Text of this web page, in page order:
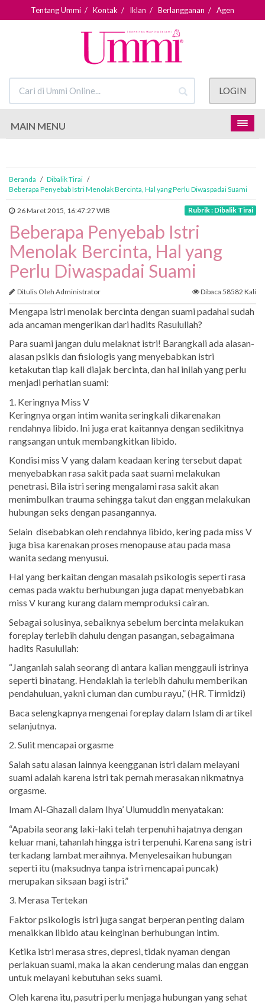
Tentang Ummi / Kontak / Iklan / Berlangganan / Agen
LOGIN
MAIN MENU
Beranda / Dibalik Tirai /
Beberapa Penyebab Istri Menolak Bercinta, Hal yang Perlu Diwaspadai Suami
26 Maret 2015, 16:47:27 WIB Rubrik : Dibalik Tirai
Beberapa Penyebab Istri
Menolak Bercinta, Hal yang
Perlu Diwaspadai Suami
Ditulis Oleh Administrator Dibaca 58582 Kali
Mengapa istri menolak bercinta dengan suami padahal sudah
ada ancaman mengerikan dari hadits Rasulullah?
Para suami jangan dulu melaknat istri! Barangkali ada alasan-
alasan psikis dan fisiologis yang menyebabkan istri
ketakutan tiap kali diajak bercinta, dan hal inilah yang perlu
menjadi perhatian suami:
1. Keringnya Miss V
Keringnya organ intim wanita seringkali dikarenakan
rendahnya libido. Ini juga erat kaitannya dengan sedikitnya
rangsangan untuk membangkitkan libido.
Kondisi miss V yang dalam keadaan kering tersebut dapat
menyebabkan rasa sakit pada saat suami melakukan
penetrasi. Bila istri sering mengalami rasa sakit akan
menimbulkan trauma sehingga takut dan enggan melakukan
hubungan seks dengan pasangannya.
Selain disebabkan oleh rendahnya libido, kering pada miss V
juga bisa karenakan proses menopause atau pada masa
wanita sedang menyusui.
Hal yang berkaitan dengan masalah psikologis seperti rasa
cemas pada waktu berhubungan juga dapat menyebabkan
miss V kurang kurang dalam memproduksi cairan.
Sebagai solusinya, sebaiknya sebelum bercinta melakukan
foreplay terlebih dahulu dengan pasangan, sebagaimana
hadits Rasulullah:
“Janganlah salah seorang di antara kalian menggauli istrinya
seperti binatang. Hendaklah ia terlebih dahulu memberikan
pendahuluan, yakni ciuman dan cumbu rayu,” (HR. Tirmidzi)
Baca selengkapnya mengenai foreplay dalam Islam di artikel
selanjutnya.
2. Sulit mencapai orgasme
Salah satu alasan lainnya keengganan istri dalam melayani
suami adalah karena istri tak pernah merasakan nikmatnya
orgasme.
Imam Al-Ghazali dalam Ihya’ Ulumuddin menyatakan:
“Apabila seorang laki-laki telah terpenuhi hajatnya dengan
keluar mani, tahanlah hingga istri terpenuhi. Karena sang istri
terkadang lambat meraihnya. Menyelesaikan hubungan
seperti itu (maksudnya tanpa istri mencapai puncak)
merupakan siksaan bagi istri.”
3. Merasa Tertekan
Faktor psikologis istri juga sangat berperan penting dalam
menaikkan libido atau keinginan berhubungan intim.
Ketika istri merasa stres, depresi, tidak nyaman dengan
perlakuan suami, maka ia akan cenderung malas dan enggan
untuk melayani kebutuhan seks suami.
Oleh karena itu, pasutri perlu menjaga hubungan yang sehat